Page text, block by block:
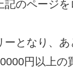
記のページを
ーとなり、
円以上の